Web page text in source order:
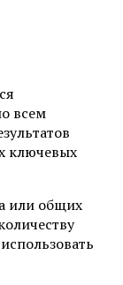
всем
ключевых
или общих